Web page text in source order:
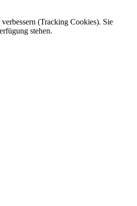
(Tracking Cookies). Sie
stehen.